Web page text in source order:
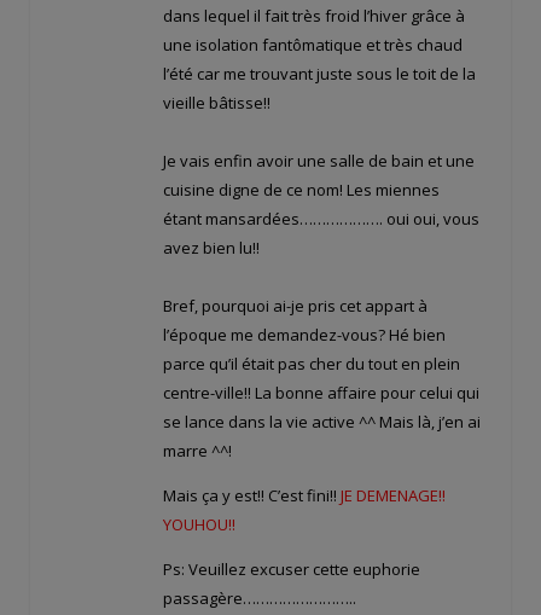
dans lequel il fait très froid l’hiver grâce à
une isolation fantômatique et très chaud
l’été car me trouvant juste sous le toit de la
vieille bâtisse!!
Je vais enfin avoir une salle de bain et une
cuisine digne de ce nom! Les miennes
étant mansardées………………. oui oui, vous
avez bien lu!!
Bref, pourquoi ai-je pris cet appart à
l’époque me demandez-vous? Hé bien
parce qu’il était pas cher du tout en plein
centre-ville!! La bonne affaire pour celui qui
se lance dans la vie active ^^ Mais là, j’en ai
marre ^^!
Mais ça y est!! C’est fini!! JE DEMENAGE!!
YOUHOU!!
Ps: Veuillez excuser cette euphorie
passagère……………………..